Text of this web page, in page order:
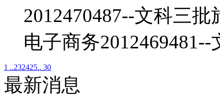
2012470487--文科三
电子商务2012469481--
1 ..232425.. 30
最新消息